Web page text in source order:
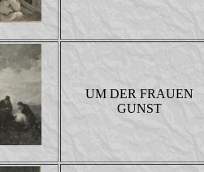
UM DER FRAUEN
GUNST